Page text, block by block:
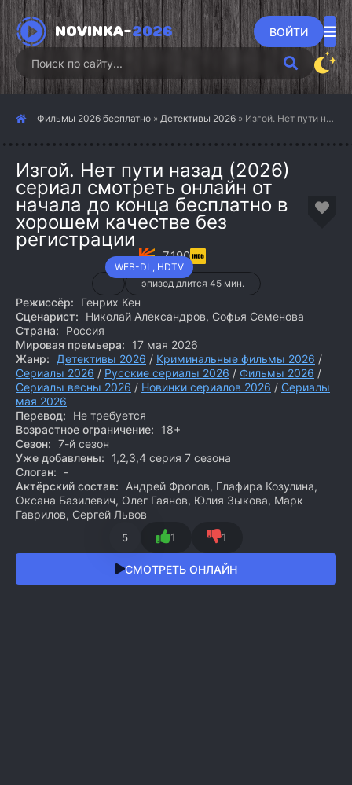
NOVINKA-2026 ВОЙТИ
Фильмы 2026 бесплатно » Детективы 2026 » Изгой. Нет пути назад (2026)
Изгой. Нет пути назад (2026)
сериал смотреть онлайн от
начала до конца бесплатно в
хорошем качестве без
регистрации
WEB-DL, HDTV
7.190
эпизод длится 45 мин.
Режиссёр:
Генрих Кен
Сценарист:
Николай Александров, Софья Семенова
Страна:
Россия
Мировая премьера:
17 мая 2026
Жанр:
Детективы 2026 / Криминальные фильмы 2026 /
Сериалы 2026 / Русские сериалы 2026 / Фильмы 2026 /
Сериалы весны 2026 / Новинки сериалов 2026 / Сериалы
мая 2026
Перевод:
Не требуется
Возрастное ограничение:
18+
Сезон: 7-й сезон
Уже добавлены:
1,2,3,4 серия 7 сезона
Слоган:
-
Актёрский состав:
Андрей Фролов, Глафира Козулина,
Оксана Базилевич, Олег Гаянов, Юлия Зыкова, Марк
Гаврилов, Сергей Львов
5 1 1
СМОТРЕТЬ ОНЛАЙН